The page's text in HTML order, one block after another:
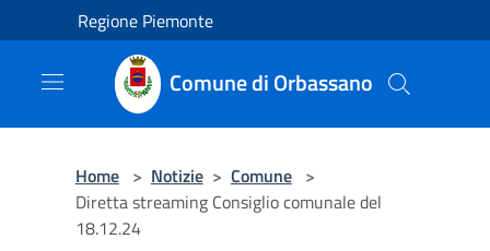
Salta al contenuto principale
Regione Piemonte
Comune di Orbassano
Home > Notizie > Comune >
Diretta streaming Consiglio comunale del
18.12.24